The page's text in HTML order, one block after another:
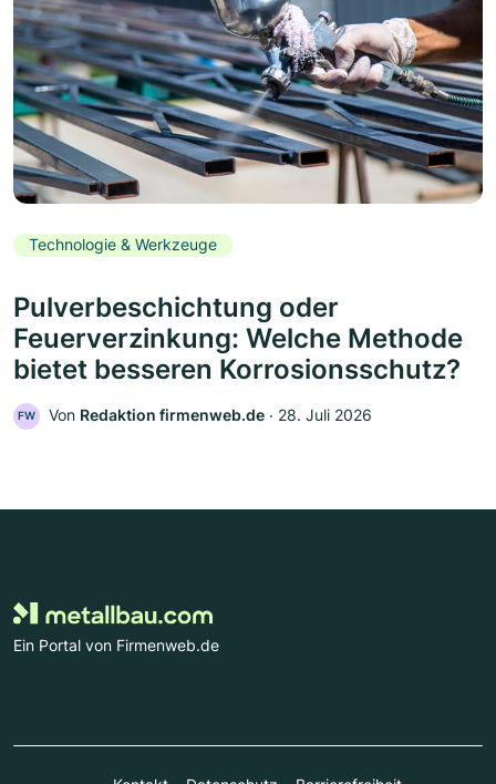
Technologie & Werkzeuge
Pulverbeschichtung oder
Feuerverzinkung: Welche Methode
bietet besseren Korrosionsschutz?
FW Von Redaktion firmenweb.de ‧ 28. Juli 2026
Ein Portal von Firmenweb.de